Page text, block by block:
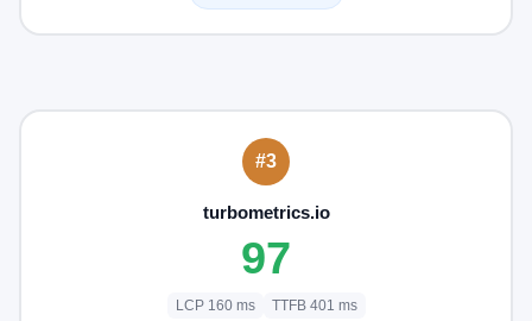
#3
turbometrics.io
97
LCP 160 ms
TTFB 401 ms